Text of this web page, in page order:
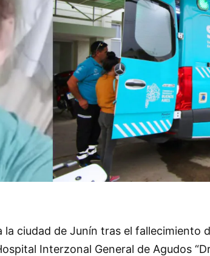
ciudad de Junín tras el fallecimiento
Interzonal General de Agudos